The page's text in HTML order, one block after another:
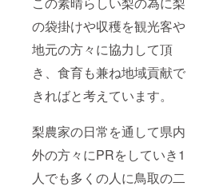
の袋掛けや収穫を観光客や
地元の方々に協力して頂
き、食育も兼ね地域貢献で
きればと考えています。
梨農家の日常を通して県内
外の方々にPRをしていき1
人でも多くの人に鳥取の二